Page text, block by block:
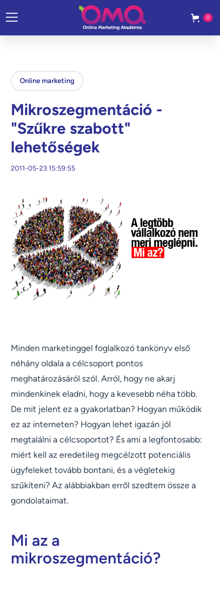
0
Online marketing
Mikroszegmentáció -
"Szűkre szabott"
lehetőségek
2011-05-23 15:59:55
Minden marketinggel foglalkozó tankönyv első
néhány oldala a célcsoport pontos
meghatározásáról szól. Arról, hogy ne akarj
mindenkinek eladni, hogy a kevesebb néha több.
De mit jelent ez a gyakorlatban? Hogyan működik
ez az interneten? Hogyan lehet igazán jól
megtalálni a célcsoportot? És ami a legfontosabb:
miért kell az eredetileg megcélzott potenciális
ügyfeleket tovább bontani, és a végletekig
szűkíteni? Az alábbiakban erről szedtem össze a
gondolataimat.
Mi az a
mikroszegmentáció?